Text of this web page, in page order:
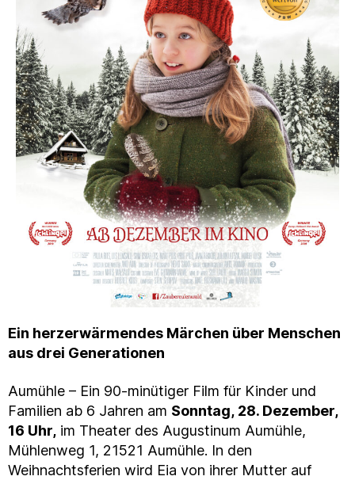
Ein herzerwärmendes Märchen über Menschen
aus drei Generationen
Aumühle – Ein 90-minütiger Film für Kinder und
Familien ab 6 Jahren am Sonntag, 28. Dezember,
16 Uhr, im Theater des Augustinum Aumühle,
Mühlenweg 1, 21521 Aumühle. In den
Weihnachtsferien wird Eia von ihrer Mutter auf